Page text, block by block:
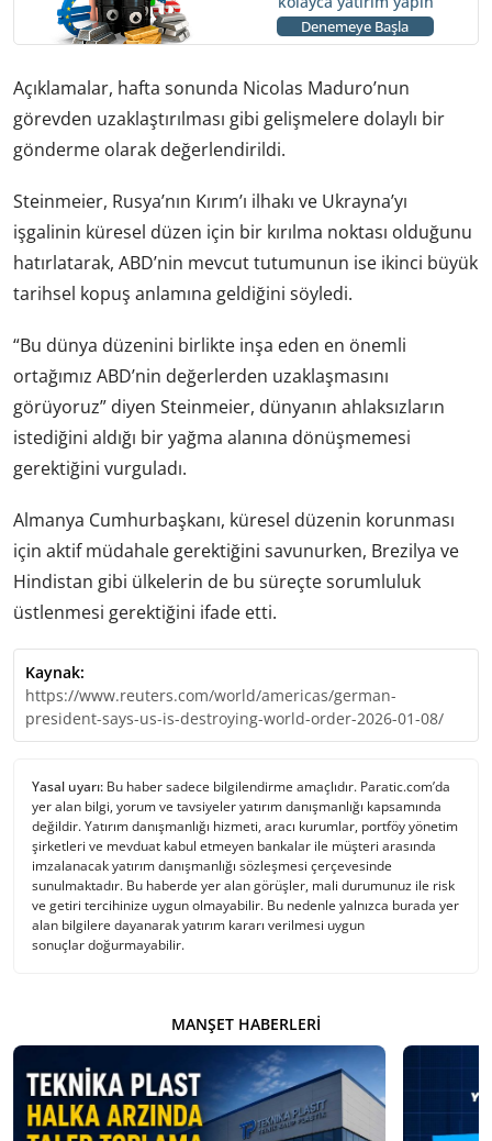
Denemeye Başla
Açıklamalar, hafta sonunda Nicolas Maduro’nun
görevden uzaklaştırılması gibi gelişmelere dolaylı bir
gönderme olarak değerlendirildi.
Steinmeier, Rusya’nın Kırım’ı ilhakı ve Ukrayna’yı
işgalinin küresel düzen için bir kırılma noktası olduğunu
hatırlatarak, ABD’nin mevcut tutumunun ise ikinci büyük
tarihsel kopuş anlamına geldiğini söyledi.
“Bu dünya düzenini birlikte inşa eden en önemli
ortağımız ABD’nin değerlerden uzaklaşmasını
görüyoruz” diyen Steinmeier, dünyanın ahlaksızların
istediğini aldığı bir yağma alanına dönüşmemesi
gerektiğini vurguladı.
Almanya Cumhurbaşkanı, küresel düzenin korunması
için aktif müdahale gerektiğini savunurken, Brezilya ve
Hindistan gibi ülkelerin de bu süreçte sorumluluk
üstlenmesi gerektiğini ifade etti.
Kaynak:
https://www.reuters.com/world/americas/german-
president-says-us-is-destroying-world-order-2026-01-08/
Yasal uyarı: Bu haber sadece bilgilendirme amaçlıdır. Paratic.com’da
yer alan bilgi, yorum ve tavsiyeler yatırım danışmanlığı kapsamında
değildir. Yatırım danışmanlığı hizmeti, aracı kurumlar, portföy yönetim
şirketleri ve mevduat kabul etmeyen bankalar ile müşteri arasında
imzalanacak yatırım danışmanlığı sözleşmesi çerçevesinde
sunulmaktadır. Bu haberde yer alan görüşler, mali durumunuz ile risk
ve getiri tercihinize uygun olmayabilir. Bu nedenle yalnızca burada yer
alan bilgilere dayanarak yatırım kararı verilmesi uygun
sonuçlar doğurmayabilir.
MANŞET HABERLERI